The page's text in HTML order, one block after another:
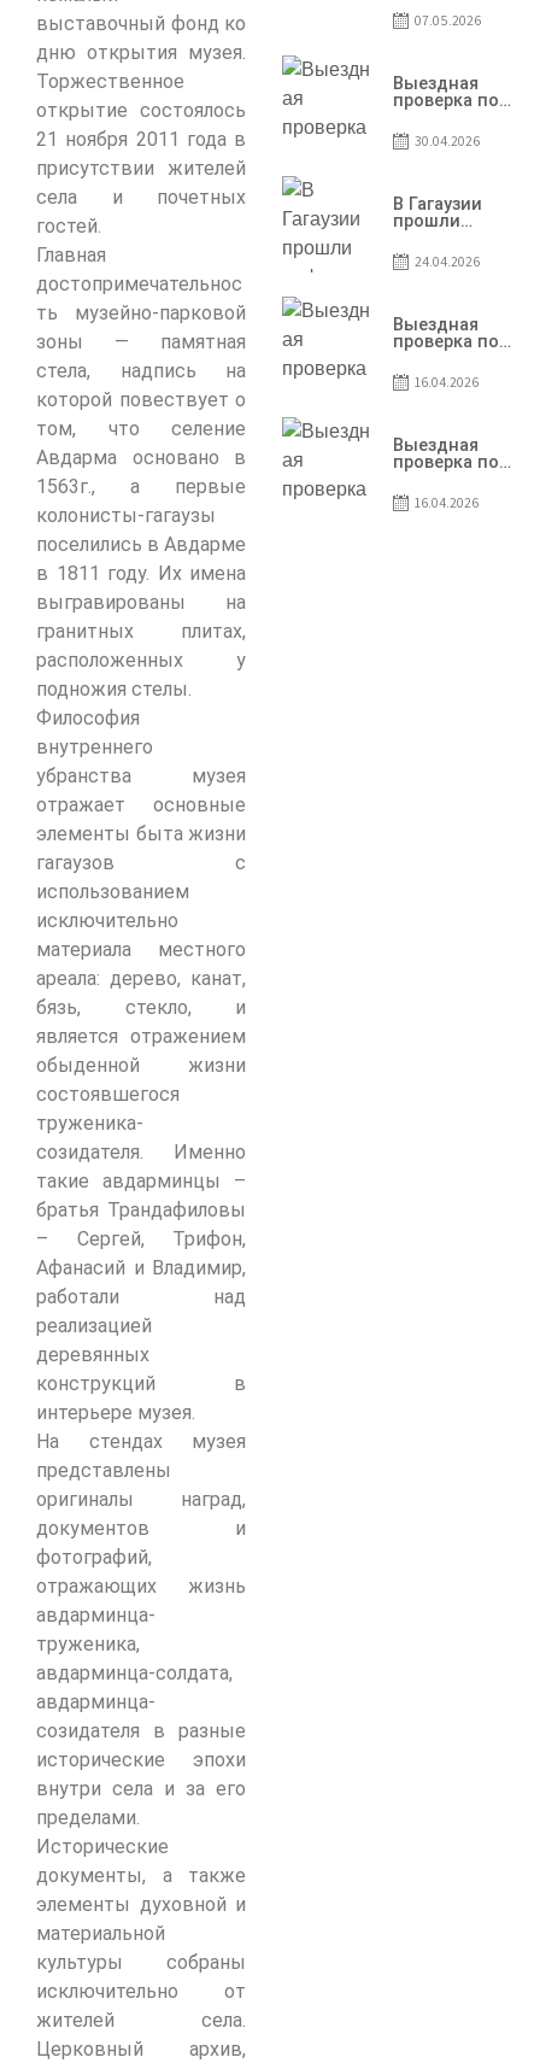
выставочный фонд ко
дню открытия музея.
Торжественное
открытие состоялось
21 ноября 2011 года в
присутствии жителей
села и почетных
гостей.
Главная
достопримечательнос
ть музейно-парковой
зоны — памятная
стела, надпись на
которой повествует о
том, что селение
Авдарма основано в
1563г., а первые
колонисты-гагаузы
поселились в Авдарме
в 1811 году. Их имена
выгравированы на
гранитных плитах,
расположенных у
подножия стелы.
Философия
внутреннего
убранства музея
отражает основные
элементы быта жизни
гагаузов с
использованием
исключительно
материала местного
ареала: дерево, канат,
бязь, стекло, и
является отражением
обыденной жизни
состоявшегося
труженика-
созидателя. Именно
такие авдарминцы –
братья Трандафиловы
– Сергей, Трифон,
Афанасий и Владимир,
работали над
реализацией
деревянных
конструкций в
интерьере музея.
На стендах музея
представлены
оригиналы наград,
документов и
фотографий,
отражающих жизнь
авдарминца-
труженика,
авдарминца-солдата,
авдарминца-
созидателя в разные
исторические эпохи
внутри села и за его
пределами.
Исторические
документы, а также
элементы духовной и
материальной
культуры собраны
исключительно от
жителей села.
Церковный архив,
Baurlukhouse
07.05.2026
Выездная
проверка по
соблюдения
условий
грантов
предприятия
SRL Grand Nic Oil
Company
30.04.2026
В Гагаузии
прошли
сессии по
грантовой
24.04.2026
Выездная
проверка по
соблюдения
условий
грантов
предприятия
SRL Patiseria
Familiei
16.04.2026
Выездная
проверка по
соблюдения
условий
16.04.2026